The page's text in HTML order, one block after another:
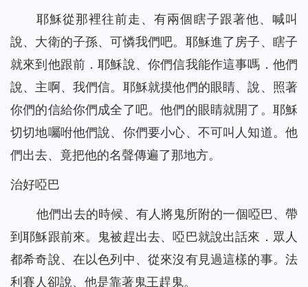
耶穌從那裡往前走、有兩個瞎子跟著他、喊叫
說、大衛的子孫、可憐我們吧。耶穌進了房子、瞎子
就來到他跟前．耶穌說、你們信我能作這事嗎．他們
說、主啊、我們信。耶穌就摸他們的眼睛、說、照著
你們的信給你們成全了吧。他們的眼睛就開了。耶穌
切切地囑咐他們說、你們要小心、不可叫人知道。他
們出去、竟把他的名聲傳遍了那地方。
治好啞巴
他們出去的時候、有人將鬼所附的一個啞巴、帶
到耶穌跟前來。鬼被趕出去、啞巴就說出話來．眾人
都希奇說、在以色列中、從來沒有見過這樣的事。法
利賽人卻說、他是靠著鬼王趕鬼。